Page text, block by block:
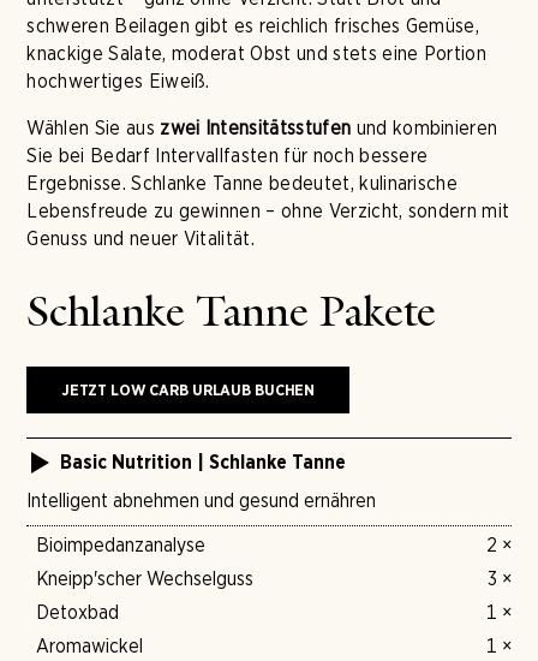
schweren Beilagen gibt es reichlich frisches Gemüse,
knackige Salate, moderat Obst und stets eine Portion
hochwertiges Eiweiß.
Wählen Sie aus zwei Intensitätsstufen und kombinieren
Sie bei Bedarf Intervallfasten für noch bessere
Ergebnisse. Schlanke Tanne bedeutet, kulinarische
Lebensfreude zu gewinnen – ohne Verzicht, sondern mit
Genuss und neuer Vitalität.
Schlanke Tanne Pakete
JETZT LOW CARB URLAUB BUCHEN
Basic Nutrition | Schlanke Tanne
Intelligent abnehmen und gesund ernähren
Bioimpedanzanalyse
2 ×
Kneipp'scher Wechselguss
3 ×
Detoxbad
1 ×
Aromawickel
1 ×